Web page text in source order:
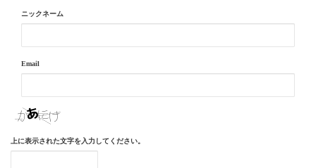
ニックネーム
Email
上に表示された文字を入力してください。